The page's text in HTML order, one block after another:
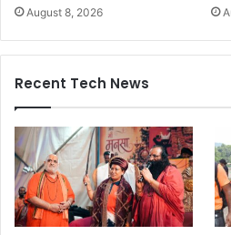
August 8, 2026
Recent Tech News